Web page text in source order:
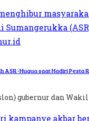
ASR-Hugua saat Hadiri Pesta
gubernur dan